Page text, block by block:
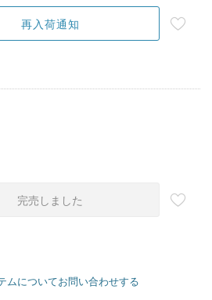
再入荷通知
完売しました
ムについてお問い合わせする